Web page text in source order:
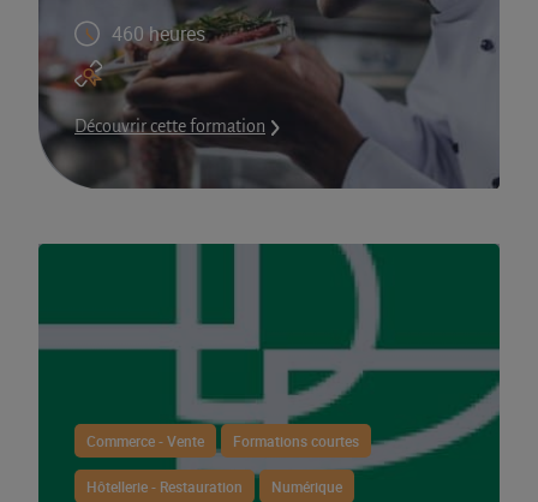
460 heures
Découvrir cette formation
Commerce - Vente Formations courtes
Hôtellerie - Restauration Numérique